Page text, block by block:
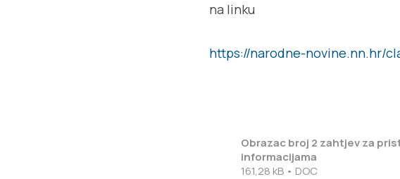
na linku
https://narodne-novine.nn.hr/
Obrazac broj 2 zahtjev za
informacijama
161,28 kB • DOC